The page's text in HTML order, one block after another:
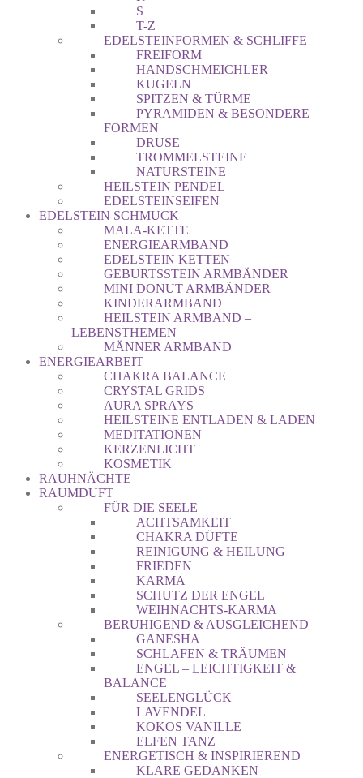
S
T-Z
EDELSTEINFORMEN & SCHLIFFE
FREIFORM
HANDSCHMEICHLER
KUGELN
SPITZEN & TÜRME
PYRAMIDEN & BESONDERE
FORMEN
DRUSE
TROMMELSTEINE
NATURSTEINE
HEILSTEIN PENDEL
EDELSTEINSEIFEN
EDELSTEIN SCHMUCK
MALA-KETTE
ENERGIEARMBAND
EDELSTEIN KETTEN
GEBURTSSTEIN ARMBÄNDER
MINI DONUT ARMBÄNDER
KINDERARMBAND
HEILSTEIN ARMBAND –
LEBENSTHEMEN
MÄNNER ARMBAND
ENERGIEARBEIT
CHAKRA BALANCE
CRYSTAL GRIDS
AURA SPRAYS
HEILSTEINE ENTLADEN & LADEN
MEDITATIONEN
KERZENLICHT
KOSMETIK
RAUHNÄCHTE
RAUMDUFT
FÜR DIE SEELE
ACHTSAMKEIT
CHAKRA DÜFTE
REINIGUNG & HEILUNG
FRIEDEN
KARMA
SCHUTZ DER ENGEL
WEIHNACHTS-KARMA
BERUHIGEND & AUSGLEICHEND
GANESHA
SCHLAFEN & TRÄUMEN
ENGEL – LEICHTIGKEIT &
BALANCE
SEELENGLÜCK
LAVENDEL
KOKOS VANILLE
ELFEN TANZ
ENERGETISCH & INSPIRIEREND
KLARE GEDANKEN